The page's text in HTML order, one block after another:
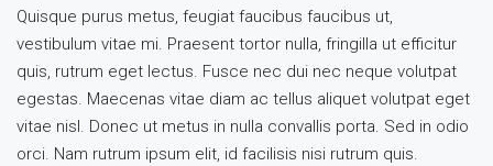
Quisque purus metus, feugiat faucibus faucibus ut,
vestibulum vitae mi. Praesent tortor nulla, fringilla ut efficitur
quis, rutrum eget lectus. Fusce nec dui nec neque volutpat
egestas. Maecenas vitae diam ac tellus aliquet volutpat eget
vitae nisl. Donec ut metus in nulla convallis porta. Sed in odio
orci. Nam rutrum ipsum elit, id facilisis nisi rutrum quis.